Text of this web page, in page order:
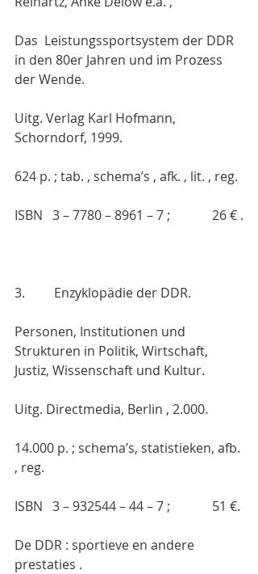
Das  Leistungssportsystem der DDR
in den 80er Jahren und im Prozess
der Wende.
Uitg. Verlag Karl Hofmann,
Schorndorf, 1999.
624 p. ; tab. , schema’s , afk. , lit. , reg.
ISBN   3 – 7780 – 8961 – 7 ;             26 € .
3.         Enzyklopädie der DDR.
Personen, Institutionen und
Strukturen in Politik, Wirtschaft,
Justiz, Wissenschaft und Kultur.
Uitg. Directmedia, Berlin , 2.000.
14.000 p. ; schema’s, statistieken, afb.
, reg.
ISBN   3 – 932544 – 44 – 7 ;             51 €.
De DDR : sportieve en andere
prestaties .